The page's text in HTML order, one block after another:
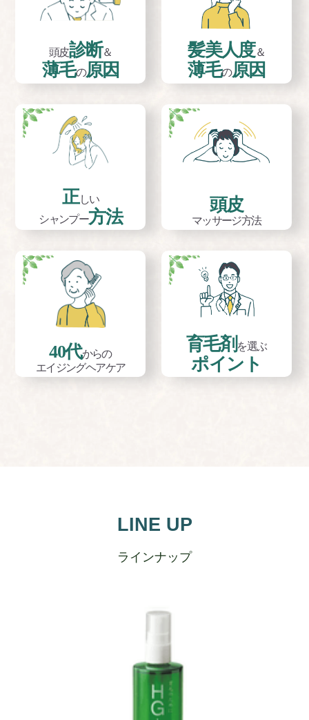
頭皮診断＆
薄毛の原因
髪美人度＆
薄毛の原因
正しい
シャンプー方法
頭皮
マッサージ方法
40代からの
エイジングヘアケア
育毛剤 を選ぶ
ポイント
LINE UP
ラインナップ